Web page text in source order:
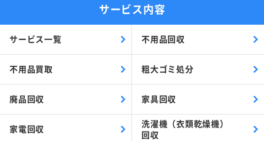
サービス内容
サービス一覧 不用品回収
不用品買取 粗大ゴミ処分
廃品回収 家具回収
家電回収
洗濯機（衣類乾燥機）
回収